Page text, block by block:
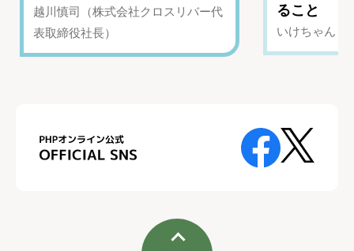
越川慎司（株式会社クロスリバー代
表取締役社長）
ること
いけちゃん（